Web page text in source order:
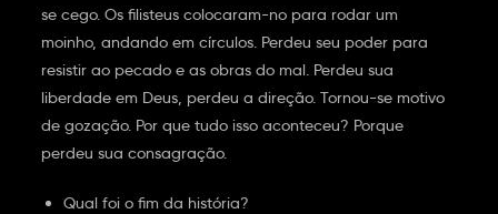
se cego. Os filisteus colocaram-no para rodar um
moinho, andando em círculos. Perdeu seu poder para
resistir ao pecado e as obras do mal. Perdeu sua
liberdade em Deus, perdeu a direção. Tornou-se motivo
de gozação. Por que tudo isso aconteceu? Porque
perdeu sua consagração.
Qual foi o fim da história?